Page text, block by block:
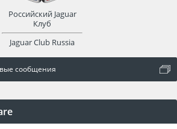
сообщения
Российский Jaguar
Клуб
Jaguar Club Russia
оват